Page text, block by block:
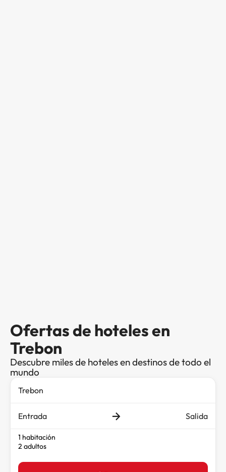
Ofertas de hoteles en
Trebon
Descubre miles de hoteles en destinos de todo el
mundo
Entrada Salida
1 habitación
2 adultos